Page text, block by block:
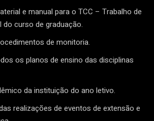
e manual para o TCC – Trabalho de
do curso de graduação.
de monitoria.
os planos de ensino das disciplinas
da instituição do ano letivo.
realizações de eventos de extensão e